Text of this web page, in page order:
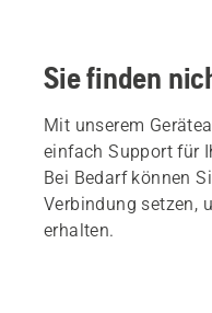
Sie finden
Mit unserem
einfach Support für
Bei Bedarf können
Verbindung setzen,
erhalten.